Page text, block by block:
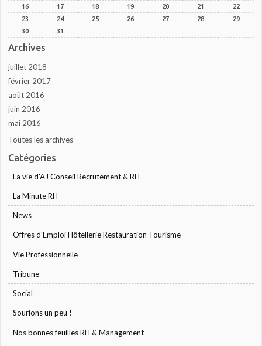
16
17 18 19 20 21
22
23
24 25 26 27 28
29
30
31
Archives
juillet 2018
février 2017
août 2016
juin 2016
mai 2016
Toutes les archives
Catégories
La vie d'AJ Conseil Recrutement & RH
La Minute RH
News
Offres d'Emploi Hôtellerie Restauration Tourisme
Vie Professionnelle
Tribune
Social
Sourions un peu !
Nos bonnes feuilles RH & Management